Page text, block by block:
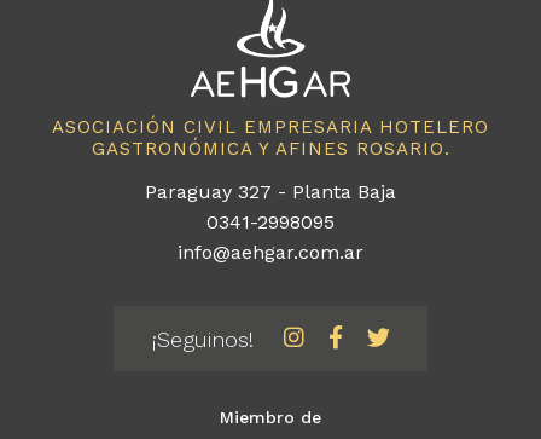
ASOCIACIÓN CIVIL EMPRESARIA HOTELERO
GASTRONÓMICA Y AFINES ROSARIO.
Paraguay 327 - Planta Baja
0341-2998095
info@aehgar.com.ar
¡Seguinos!
Miembro de